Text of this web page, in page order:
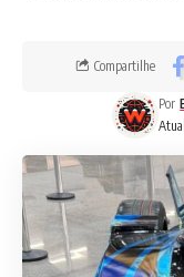
Por
Compartilhe